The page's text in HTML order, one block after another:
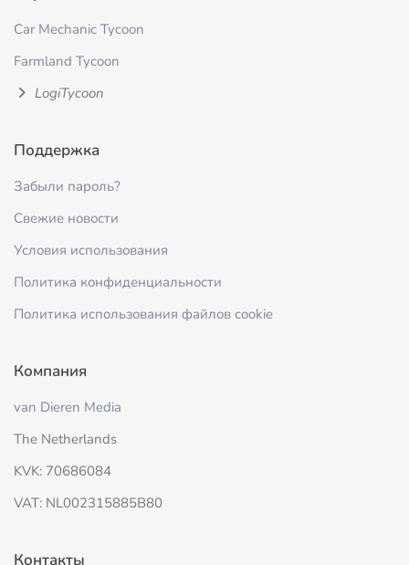
Car Mechanic Tycoon
Farmland Tycoon
LogiTycoon
Поддержка
Забыли пароль?
Свежие новости
Условия использования
Политика конфиденциальности
Политика использования файлов cookie
Компания
van Dieren Media
The Netherlands
KVK: 70686084
VAT: NL002315885B80
Контакты